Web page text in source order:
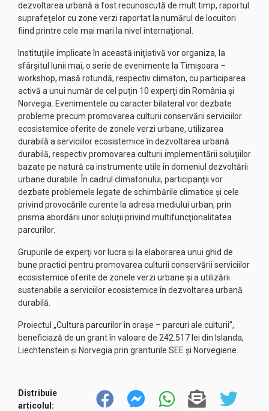
dezvoltarea urbană a fost recunoscută de mult timp, raportul
suprafeţelor cu zone verzi raportat la numărul de locuitori
fiind printre cele mai mari la nivel internaţional.
Instituţiile implicate în această iniţiativă vor organiza, la
sfârşitul lunii mai, o serie de evenimente la Timişoara –
workshop, masă rotundă, respectiv climaton, cu participarea
activă a unui număr de cel puţin 10 experţi din România şi
Norvegia. Evenimentele cu caracter bilateral vor dezbate
probleme precum promovarea culturii conservării serviciilor
ecosistemice oferite de zonele verzi urbane, utilizarea
durabilă a serviciilor ecosistemice în dezvoltarea urbană
durabilă, respectiv promovarea culturii implementării soluţiilor
bazate pe natură ca instrumente utile în domeniul dezvoltării
urbane durabile. În cadrul climatonului, participanţii vor
dezbate problemele legate de schimbările climatice şi cele
privind provocările curente la adresa mediului urban, prin
prisma abordării unor soluţii privind multifuncţionalitatea
parcurilor.
Grupurile de experţi vor lucra şi la elaborarea unui ghid de
bune practici pentru promovarea culturii conservării serviciilor
ecosistemice oferite de zonele verzi urbane şi a utilizării
sustenabile a serviciilor ecosistemice în dezvoltarea urbană
durabilă.
Proiectul „Cultura parcurilor în oraşe – parcuri ale culturii”,
beneficiază de un grant în valoare de 242.517 lei din Islanda,
Liechtenstein şi Norvegia prin granturile SEE şi Norvegiene.
Distribuie
articolul: